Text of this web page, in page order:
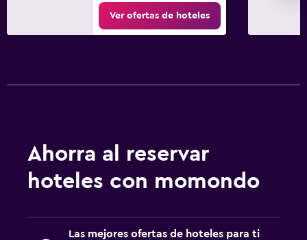
Ver ofertas de hoteles
Ahorra al reservar
hoteles con momondo
Las mejores ofertas de hoteles para ti